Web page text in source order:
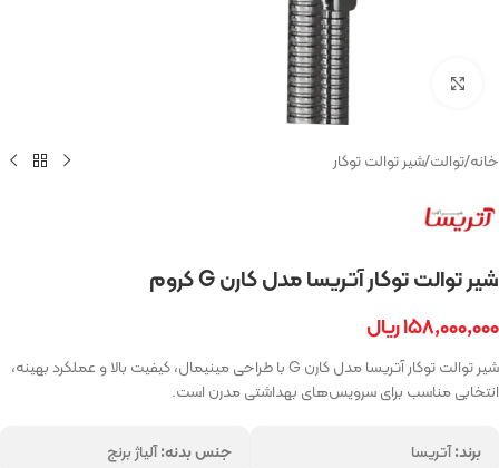
بزرگنمایی تصویر
خانه/توالت/شیر توالت توکار
شیر توالت توکار آتریسا مدل کارن G کروم
۱۵۸,۰۰۰,۰۰۰ریال
شیر توالت توکار آتریسا مدل کارن G با طراحی مینیمال، کیفیت بالا و عملکرد بهینه،
انتخابی مناسب برای سرویس‌های بهداشتی مدرن است.
برند:آتریسا جنس بدنه:آلیاژ برنج